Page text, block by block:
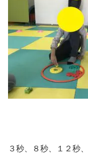
３秒、８秒、１２秒